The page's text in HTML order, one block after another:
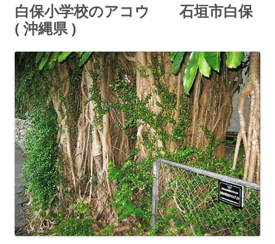
白保小学校のアコウ 石垣市白保
( 沖縄県 )